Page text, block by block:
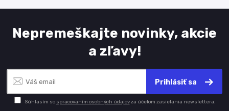
Nepremeškajte novinky, akcie
a zľavy!
Prihlásiť sa
Súhlasím so spracovaním osobných údajovza účelom zasielania newslettera.